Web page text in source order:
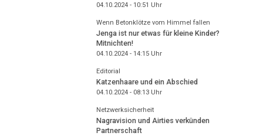
04.10.2024 - 10:51 Uhr
Wenn Betonklötze vom Himmel fallen
Jenga ist nur etwas für kleine Kinder?
Mitnichten!
04.10.2024 - 14:15Uhr
Editorial
Katzenhaare und ein Abschied
04.10.2024 - 08:13Uhr
Netzwerksicherheit
Nagravision und Airties verkünden
Partnerschaft